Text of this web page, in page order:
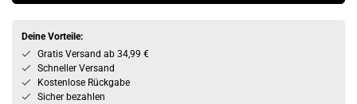
Deine Vorteile:
Gratis Versand ab 34,99 €
Schneller Versand
Kostenlose Rückgabe
Sicher bezahlen